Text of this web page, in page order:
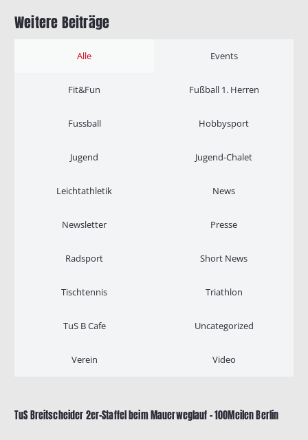
Weitere Beiträge
Alle Events
Fit&Fun Fußball 1. Herren
Fussball Hobbysport
Jugend Jugend-Chalet
Leichtathletik News
Newsletter Presse
Radsport Short News
Tischtennis Triathlon
TuS B Cafe Uncategorized
Verein Video
TuS Breitscheider 2er-Staffel beim Mauerweglauf – 100Meilen Berlin